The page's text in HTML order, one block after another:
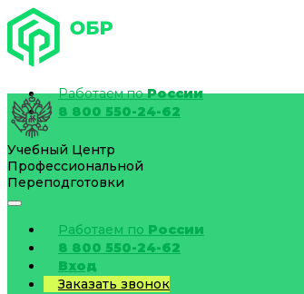
Работаем поРоссии
8 800 550-24-62
Учебный Центр
Профессиональной
Переподготовки
Работаем по России
8 800 550-24-62
Вход
Заказать звонок